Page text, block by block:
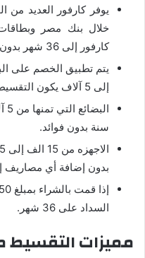
يوفر كارفور العديد
خلال بنك مصر
كارفور إلى 36 شهر بدون فوائد.
يتم تطبيق الخصم على
إلى 5 آلاف يكون التقسيط بدون فوائد على 6 اشهر.
سنة بدون فوائد.
بدون إضافة أي مصاريف
السداد على 36 شهر.
مميزات